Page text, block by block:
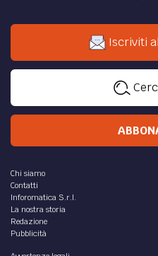
Iscriviti
Chi siamo
Contatti
Inforomatica S.r.l.
La nostra storia
Redazione
Pubblicità